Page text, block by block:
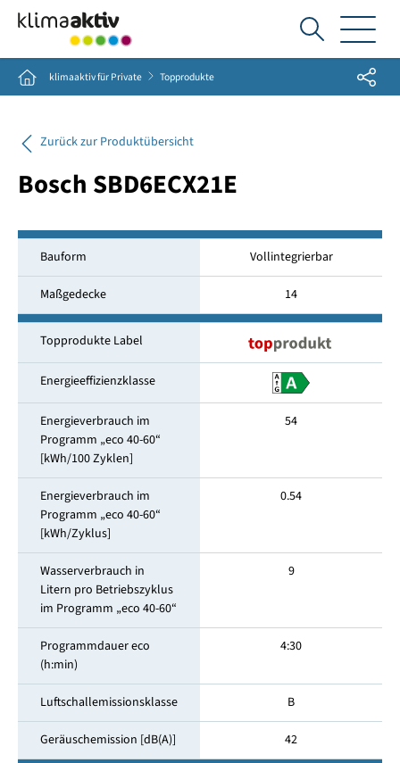
Ich
suche...
Home klimaaktiv für Private Topprodukte Share
Zurück zur Produktübersicht
Bosch SBD6ECX21E
Bauform Vollintegrierbar
Maßgedecke 14
Topprodukte Label
Energieeffizienzklasse
Energieverbrauch im
Programm „eco 40-60“
[kWh/100 Zyklen]
54
Energieverbrauch im
Programm „eco 40-60“
[kWh/Zyklus]
0.54
Wasserverbrauch in
Litern pro Betriebszyklus
im Programm „eco 40-60“
9
Programmdauer eco
(h:min)
4:30
Luftschallemissionsklasse B
Geräuschemission [dB(A)] 42